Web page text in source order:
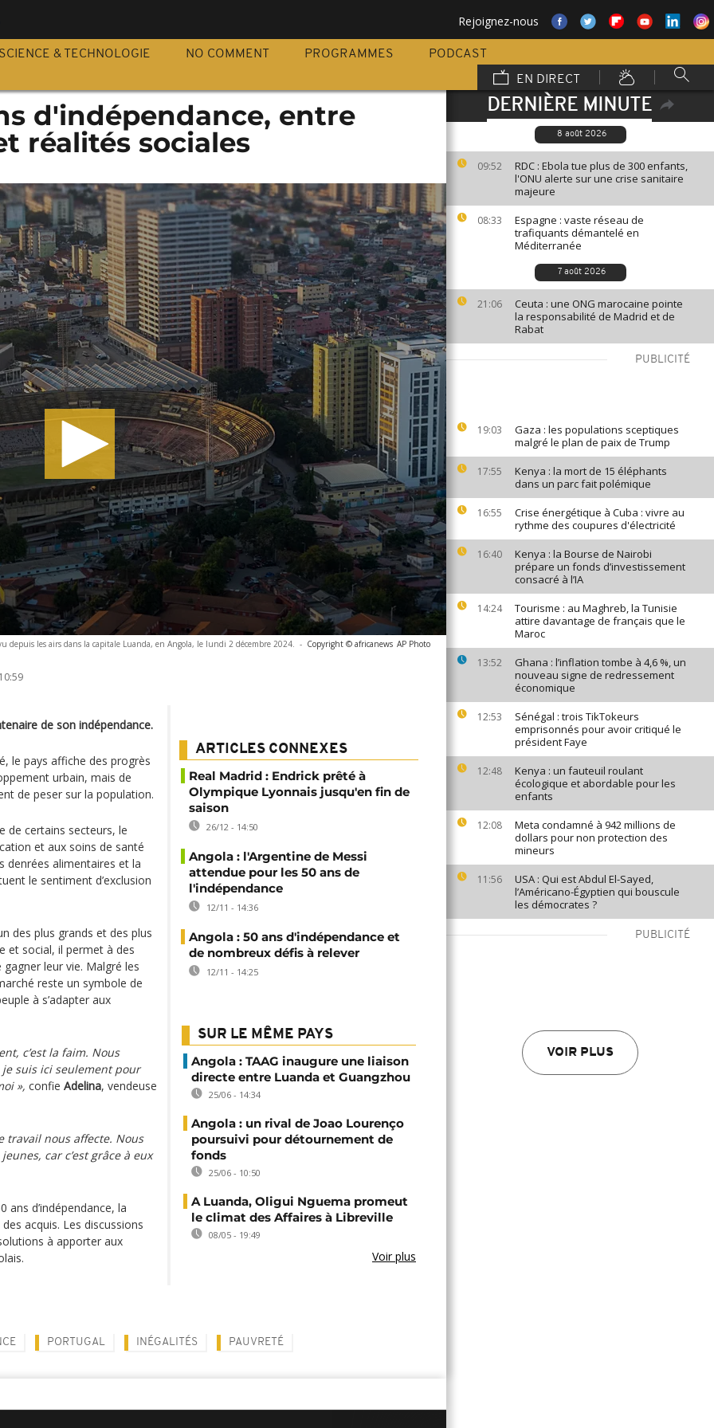
Rejoignez-nous
SCIENCE & TECHNOLOGIE NO COMMENT PROGRAMMES
PODCAST
EN DIRECT
DERNIÈRE MINUTE
8 août 2026
09:52
RDC : Ebola tue plus de 300 enfants,
l'ONU alerte sur une crise sanitaire
majeure
08:33
Espagne : vaste réseau de
trafiquants démantelé en
Méditerranée
7 août 2026
21:06
Ceuta : une ONG marocaine pointe
la responsabilité de Madrid et de
Rabat
PUBLICITÉ
19:03
Gaza : les populations sceptiques
malgré le plan de paix de Trump
17:55
Kenya : la mort de 15 éléphants
dans un parc fait polémique
16:55
Crise énergétique à Cuba : vivre au
rythme des coupures d'électricité
16:40
Kenya : la Bourse de Nairobi
prépare un fonds d’investissement
consacré à l’IA
14:24
Tourisme : au Maghreb, la Tunisie
attire davantage de français que le
Maroc
13:52
Ghana : l’inflation tombe à 4,6 %, un
nouveau signe de redressement
économique
12:53
Sénégal : trois TikTokeurs
emprisonnés pour avoir critiqué le
président Faye
12:48
Kenya : un fauteuil roulant
écologique et abordable pour les
enfants
12:08
Meta condamné à 942 millions de
dollars pour non protection des
mineurs
11:56
USA : Qui est Abdul El-Sayed,
l’Américano-Égyptien qui bouscule
les démocrates ?
PUBLICITÉ
VOIR PLUS
d'indépendance, entre
réalités sociales
depuis les airs dans la capitale Luanda, en Angola, le lundi 2 décembre 2024. - Copyright © africanews AP Photo
de son indépendance.
le pays affiche des progrès
urbain, mais de
de peser sur la population.
de certains secteurs, le
et aux soins de santé
denrées alimentaires et la
le sentiment d’exclusion
des plus grands et des plus
et social, il permet à des
leur vie. Malgré les
reste un symbole de
à s’adapter aux
c’est la faim. Nous
je suis ici seulement pour
», confie Adelina, vendeuse
travail nous affecte. Nous
car c’est grâce à eux
d’indépendance, la
acquis. Les discussions
à apporter aux
ARTICLES CONNEXES
Real Madrid : Endrick prêté à
Olympique Lyonnais jusqu'en fin de
saison
26/12 - 14:50
Angola : l'Argentine de Messi
attendue pour les 50 ans de
l'indépendance
12/11 - 14:36
Angola : 50 ans d'indépendance et
de nombreux défis à relever
12/11 - 14:25
SUR LE MÊME PAYS
Angola : TAAG inaugure une liaison
directe entre Luanda et Guangzhou
25/06 - 14:34
Angola : un rival de Joao Lourenço
poursuivi pour détournement de
fonds
25/06 - 10:50
A Luanda, Oligui Nguema promeut
le climat des Affaires à Libreville
08/05 - 19:49
Voir plus
PORTUGAL INÉGALITÉS PAUVRETÉ